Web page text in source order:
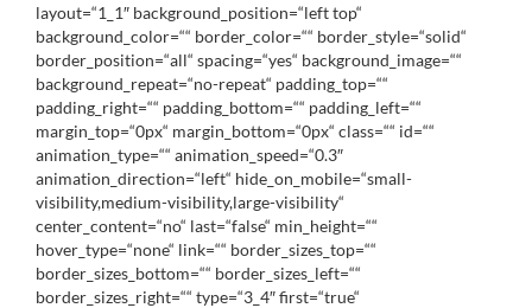
layout=“1_1″ background_position=“left top“
background_color=““ border_color=““ border_style=“solid“
border_position=“all“ spacing=“yes“ background_image=““
background_repeat=“no-repeat“ padding_top=““
padding_right=““ padding_bottom=““ padding_left=““
margin_top=“0px“ margin_bottom=“0px“ class=““ id=““
animation_type=““ animation_speed=“0.3″
animation_direction=“left“ hide_on_mobile=“small-
visibility,medium-visibility,large-visibility“
center_content=“no“ last=“false“ min_height=““
hover_type=“none“ link=““ border_sizes_top=““
border_sizes_bottom=““ border_sizes_left=““
border_sizes_right=““ type=“3_4″ first=“true“